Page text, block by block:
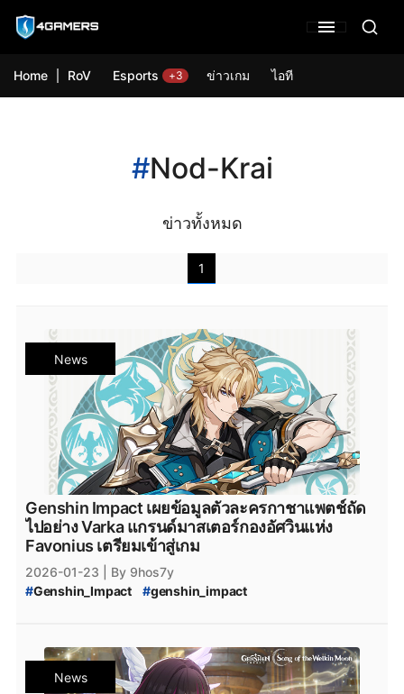
Home RoV Esports +3 ข่าวเกม ไอที
#Nod-Krai
ข่าวทั้งหมด
1
News
Genshin Impact เผยข้อมูลตัวละครกาชาแพตช์ถัด
ไปอย่าง Varka แกรนด์มาสเตอร์กองอัศวินแห่ง
Favonius เตรียมเข้าสู่เกม
2026-01-23
| By 9hos7y
#Genshin_Impact #genshin_impact
Genshin_Impact_Luna_IV #iOS #Android
Epicgamesstore #Nod-Krai
Genshin_Impact_Nod-Krai #Genshin_Impact_Zibai
News